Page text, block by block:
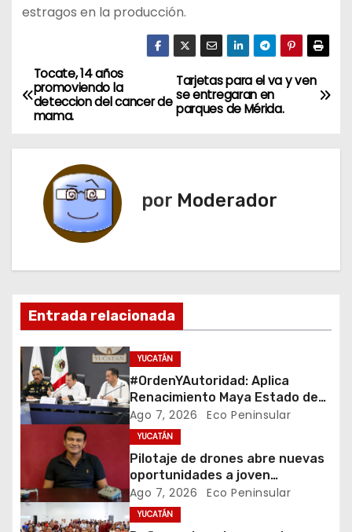
estragos en la producción.
N
a
v
ó
n
d
n
Tarjetas para el va y ven
se entregaran en
parques de Mérida.
Tocate, 14 años
promoviendo la
deteccion del cancer de
mama.
por Moderador
Entrada relacionada
YUCATÁN
#OrdenYAutoridad: Aplica
Renacimiento Maya Estado de
derecho con orden,
coordinación y saldo blanco
Ago 7, 2026 Eco Peninsular
YUCATÁN
Pilotaje de drones abre nuevas
oportunidades a joven
emprendedor yucateco
Ago 7, 2026 Eco Peninsular
YUCATÁN